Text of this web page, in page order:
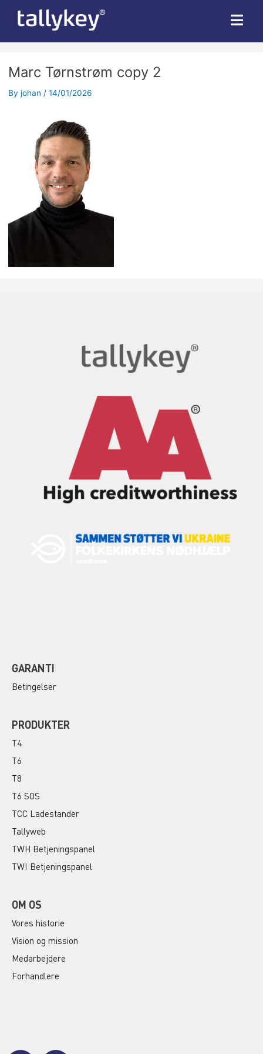
Marc Tørnstrøm copy 2
By johan / 14/01/2026
GARANTI
Betingelser
PRODUKTER
T4
T6
T8
T6 SOS
TCC Ladestander
Tallyweb
TWH Betjeningspanel
TWI Betjeningspanel
OM OS
Vores historie
Vision og mission
Medarbejdere
Forhandlere